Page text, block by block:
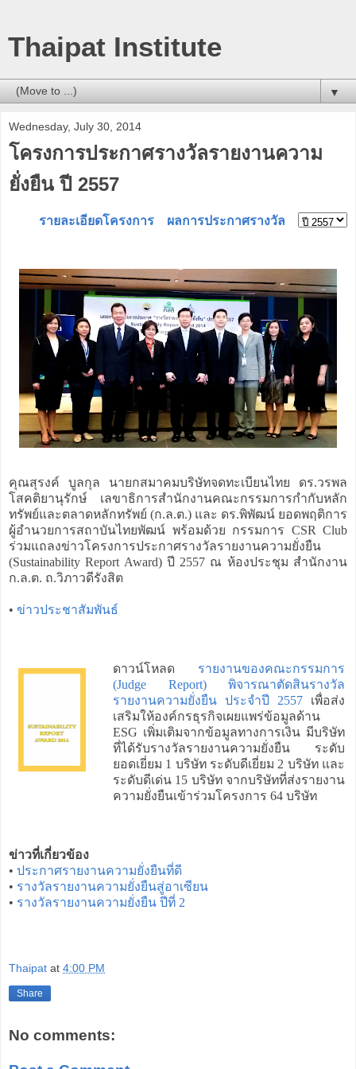
Thaipat Institute
▼
Wednesday, July 30, 2014
โครงการประกาศรางวัลรายงานความ
ยั่งยืน ปี 2557
รายละเอียดโครงการ ผลการประกาศรางวัล
คุณสุรงค์ บูลกุล นายกสมาคมบริษัทจดทะเบียนไทย ดร.วรพล
โสคติยานุรักษ์ เลขาธิการสำนักงานคณะกรรมการกำกับหลัก
ทรัพย์และตลาดหลักทรัพย์ (ก.ล.ต.) และ ดร.พิพัฒน์ ยอดพฤติการ
ผู้อำนวยการสถาบันไทยพัฒน์ พร้อมด้วย กรรมการ CSR Club
ร่วมแถลงข่าวโครงการประกาศรางวัลรายงานความยั่งยืน
(Sustainability Report Award) ปี 2557 ณ ห้องประชุม สำนักงาน
ก.ล.ต. ถ.วิภาวดีรังสิต
• ข่าวประชาสัมพันธ์
ดาวน์โหลด รายงานของคณะกรรมการ
(Judge Report) พิจารณาตัดสินรางวัล
รายงานความยั่งยืน ประจำปี 2557 เพื่อส่ง
เสริมให้องค์กรธุรกิจเผยแพร่ข้อมูลด้าน
ESG เพิ่มเติมจากข้อมูลทางการเงิน มีบริษัท
ที่ได้รับรางวัลรายงานความยั่งยืน ระดับ
ยอดเยี่ยม 1 บริษัท ระดับดีเยี่ยม 2 บริษัท และ
ระดับดีเด่น 15 บริษัท จากบริษัทที่ส่งรายงาน
ความยั่งยืนเข้าร่วมโครงการ 64 บริษัท
ข่าวที่เกี่ยวข้อง
• ประกาศรายงานความยั่งยืนที่ดี
• รางวัลรายงานความยั่งยืนสู่อาเซียน
• รางวัลรายงานความยั่งยืน ปีที่ 2
Thaipat at 4:00 PM
Share
No comments: